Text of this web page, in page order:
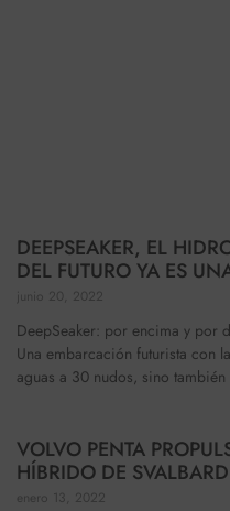
DEEPSEAKER, EL
DEL FUTURO YA ES
junio 20, 2022
DeepSeaker: por encima y por
Una embarcación futurista con
aguas a 30 nudos, sino
VOLVO PENTA
HÍBRIDO DE SVALBARD
enero 13, 2022